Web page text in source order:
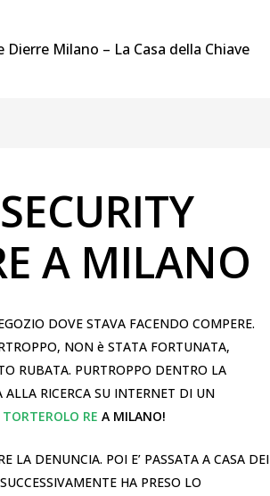
Dierre Milano – La Casa della Chiave
A MILANO
DOVE STAVA FACENDO COMPERE.
NON è STATA FORTUNATA,
RUBATA. PURTROPPO DENTRO LA
RICERCA SU INTERNET DI UN
TORTEROLO RE A MILANO!
LA DENUNCIA. POI E’ PASSATA A CASA DEI
HA PRESO LO